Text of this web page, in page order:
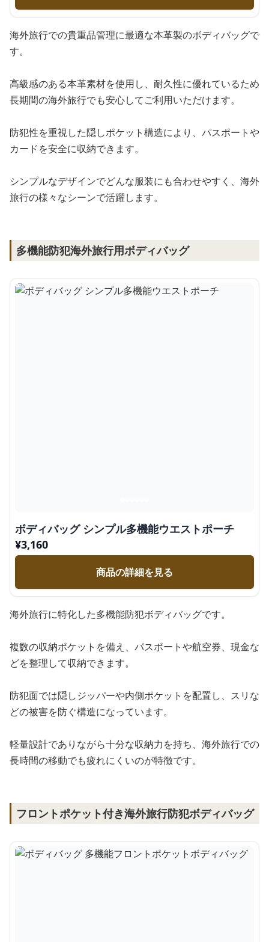
海外旅行での貴重品管理に最適な本革製のボディバッグで
す。
高級感のある本革素材を使用し、耐久性に優れているため
長期間の海外旅行でも安心してご利用いただけます。
防犯性を重視した隠しポケット構造により、パスポートや
カードを安全に収納できます。
シンプルなデザインでどんな服装にも合わせやすく、海外
旅行の様々なシーンで活躍します。
多機能防犯海外旅行用ボディバッグ
ボディバッグ シンプル多機能ウエストポーチ
¥3,160
商品の詳細を見る
海外旅行に特化した多機能防犯ボディバッグです。
複数の収納ポケットを備え、パスポートや航空券、現金な
どを整理して収納できます。
防犯面では隠しジッパーや内側ポケットを配置し、スリな
どの被害を防ぐ構造になっています。
軽量設計でありながら十分な収納力を持ち、海外旅行での
長時間の移動でも疲れにくいのが特徴です。
フロントポケット付き海外旅行防犯ボディバッグ